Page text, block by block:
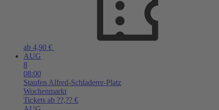
ab 4,90 €
AUG
8
08:00
Staufen Alfred-Schladerer-Platz
Wochenmarkt
Tickets ab ??,?? €